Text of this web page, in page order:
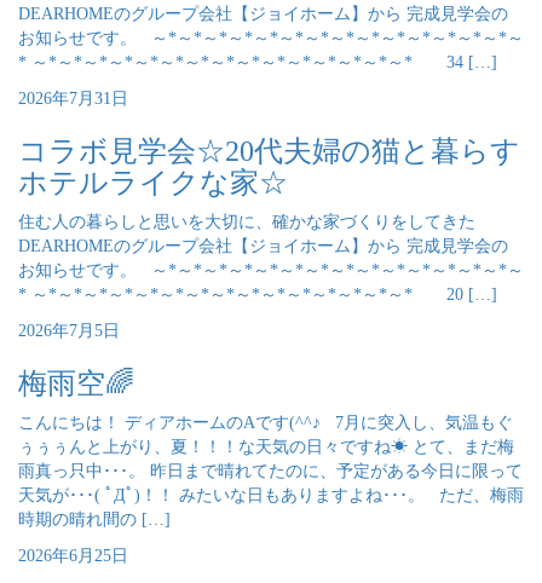
DEARHOMEのグループ会社【ジョイホーム】から 完成見学会の
お知らせです。 ～*～*～*～*～*～*～*～*～*～*～*～*～*～*～
* ～*～*～*～*～*～*～*～*～*～*～*～*～*～*～* 34 […]
2026年7月31日
コラボ見学会☆20代夫婦の猫と暮らす
ホテルライクな家☆
住む人の暮らしと思いを大切に、確かな家づくりをしてきた
DEARHOMEのグループ会社【ジョイホーム】から 完成見学会の
お知らせです。 ～*～*～*～*～*～*～*～*～*～*～*～*～*～*～
* ～*～*～*～*～*～*～*～*～*～*～*～*～*～*～* 20 […]
2026年7月5日
梅雨空🌈
こんにちは！ ディアホームのAです(^^♪ 7月に突入し、気温もぐ
ぅぅぅんと上がり、夏！！！な天気の日々ですね☀ とて、まだ梅
雨真っ只中･･･。 昨日まで晴れてたのに、予定がある今日に限って
天気が･･･( ﾟДﾟ)！！ みたいな日もありますよね･･･。 ただ、梅雨
時期の晴れ間の […]
2026年6月25日